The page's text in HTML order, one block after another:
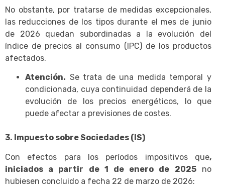
No obstante, por tratarse de medidas excepcionales,
las reducciones de los tipos durante el mes de junio
de 2026 quedan subordinadas a la evolución del
índice de precios al consumo (IPC) de los productos
afectados.
Atención. Se trata de una medida temporal y
condicionada, cuya continuidad dependerá de la
evolución de los precios energéticos, lo que
puede afectar a previsiones de costes.
3. Impuesto sobre Sociedades (IS)
Con efectos para los períodos impositivos que,
iniciados a partir de 1 de enero de 2025no
hubiesen concluido a fecha 22 de marzo de 2026: